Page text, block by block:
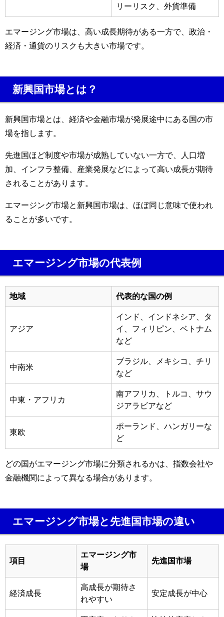
リーリスク、外貨準備
エマージング市場は、高い成長期待がある一方で、政治・
経済・通貨のリスクも大きい市場です。
新興国市場とは？
新興国市場とは、経済や金融市場が発展途中にある国の市
場を指します。
先進国ほど制度や市場が成熟していない一方で、人口増
加、インフラ整備、産業発展などによって高い成長が期待
されることがあります。
エマージング市場と新興国市場は、ほぼ同じ意味で使われ
ることが多いです。
エマージング市場の代表例
地域 代表的な国の例
アジア
インド、インドネシア、タ
イ、フィリピン、ベトナム
など
中南米
ブラジル、メキシコ、チリ
など
中東・アフリカ
南アフリカ、トルコ、サウ
ジアラビアなど
東欧
ポーランド、ハンガリーな
ど
どの国がエマージング市場に分類されるかは、指数会社や
金融機関によって異なる場合があります。
エマージング市場と先進国市場の違い
項目
エマージング市
場
先進国市場
経済成長
高成長が期待さ
れやすい
安定成長が中心